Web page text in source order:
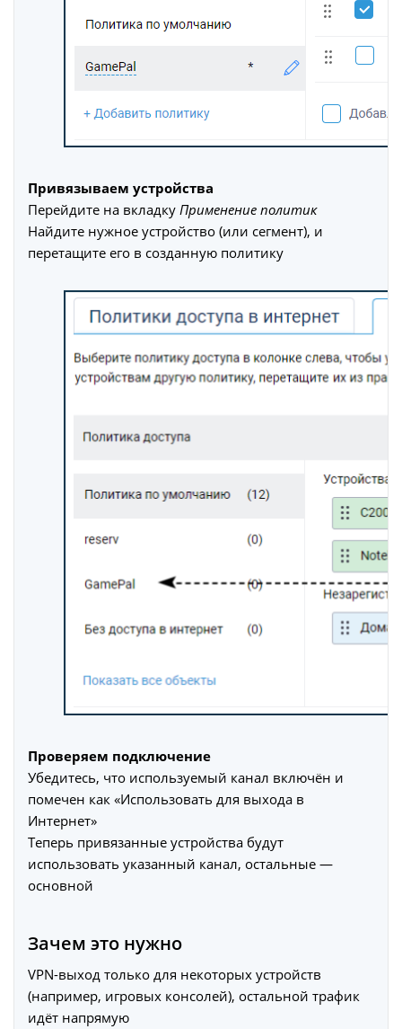
Привязываем устройства
Перейдите на вкладку Применение политик
Найдите нужное устройство (или сегмент), и
перетащите его в созданную политику
Проверяем подключение
Убедитесь, что используемый канал включён и
помечен как «Использовать для выхода в
Интернет»
Теперь привязанные устройства будут
использовать указанный канал, остальные —
основной
Зачем это нужно
VPN-выход только для некоторых устройств
(например, игровых консолей), остальной трафик
идёт напрямую